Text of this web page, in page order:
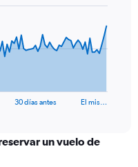
30 días antes El mis…
un vuelo de